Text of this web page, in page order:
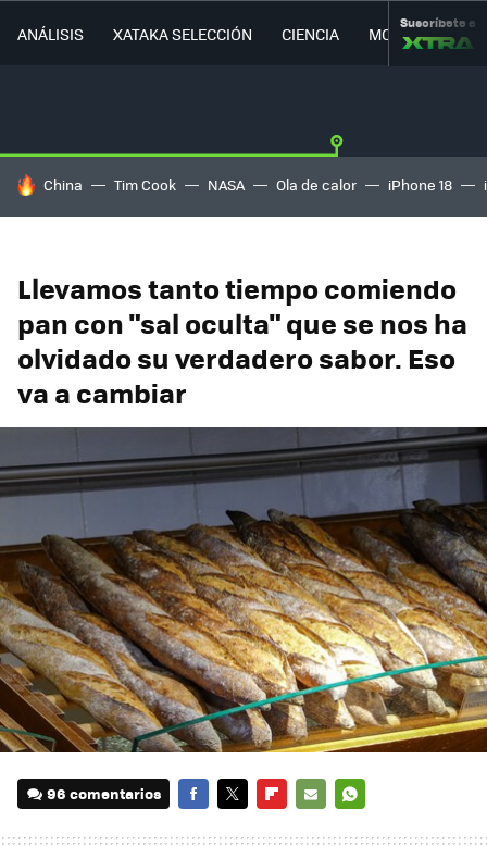
ANÁLISIS XATAKA SELECCIÓN CIENCIA MOVILIDAD
Suscríbete a
HOY SE HABLA DE
China Tim Cook NASA Ola de calor iPhone 18
Llevamos tanto tiempo comiendo
pan con "sal oculta" que se nos ha
olvidado su verdadero sabor. Eso
va a cambiar
96 comentarios